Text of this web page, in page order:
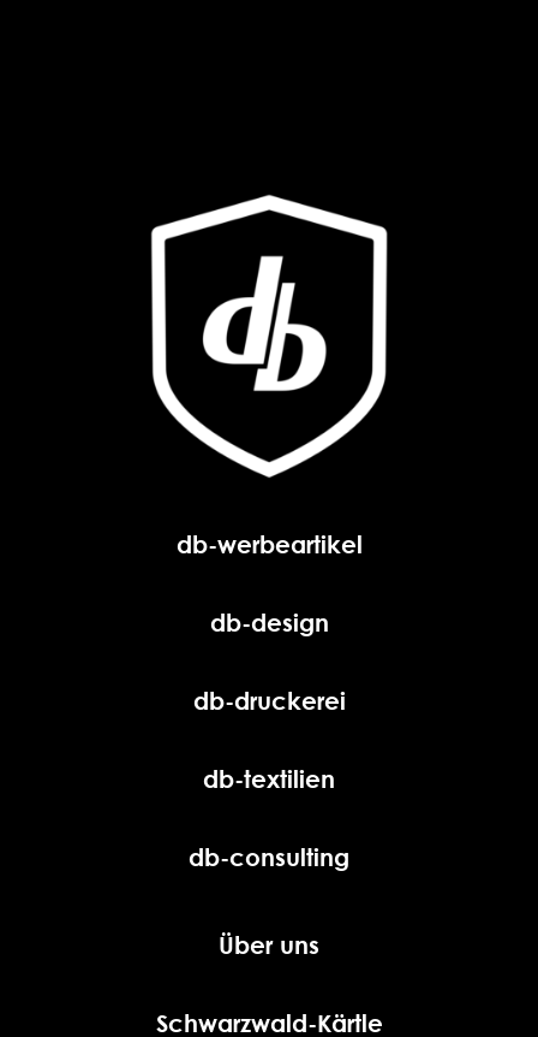
db-werbeartikel
db-design
db-druckerei
db-textilien
db-consulting
Über uns
Schwarzwald-Kärtle